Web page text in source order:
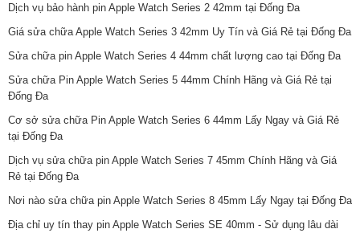
Dịch vụ bảo hành pin Apple Watch Series 2 42mm tại Đống Đa
Giá sửa chữa Apple Watch Series 3 42mm Uy Tín và Giá Rẻ tại Đống Đa
Sửa chữa pin Apple Watch Series 4 44mm chất lượng cao tại Đống Đa
Sửa chữa Pin Apple Watch Series 5 44mm Chính Hãng và Giá Rẻ tại
Đống Đa
Cơ sở sửa chữa Pin Apple Watch Series 6 44mm Lấy Ngay và Giá Rẻ
tại Đống Đa
Dịch vụ sửa chữa pin Apple Watch Series 7 45mm Chính Hãng và Giá
Rẻ tại Đống Đa
Nơi nào sửa chữa pin Apple Watch Series 8 45mm Lấy Ngay tại Đống Đa
Địa chỉ uy tín thay pin Apple Watch Series SE 40mm - Sử dụng lâu dài